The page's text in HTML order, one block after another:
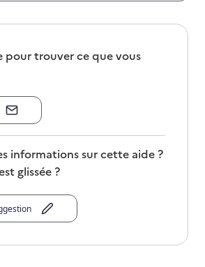
pour trouver ce que vous
informations sur cette aide ?
glissée ?